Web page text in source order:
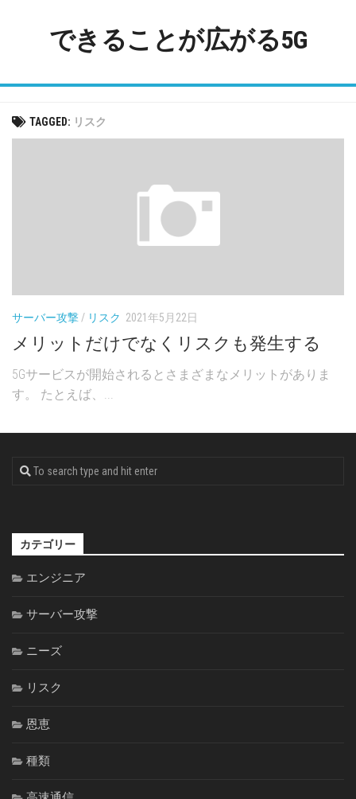
できることが広がる5G
TAGGED: リスク
サーバー攻撃 / リスク 2021年5月22日
メリットだけでなくリスクも発生する
5Gサービスが開始されるとさまざまなメリットがありま
す。 たとえば、...
カテゴリー
エンジニア
サーバー攻撃
ニーズ
リスク
恩恵
種類